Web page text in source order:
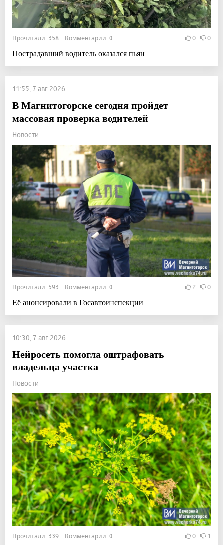
Прочитали: 358 Комментарии: 0 0 0
Пострадавший водитель оказался пьян
11:55, 7 авг 2026
В Магнитогорске сегодня пройдет
массовая проверка водителей
Новости
Прочитали: 593 Комментарии: 0 2 0
Её анонсировали в Госавтоинспекции
10:30, 7 авг 2026
Нейросеть помогла оштрафовать
владельца участка
Новости
Прочитали: 339 Комментарии: 0 0 1